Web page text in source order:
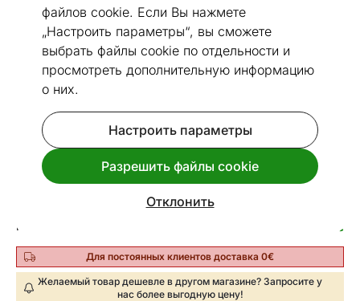
файлов cookie. Если Вы нажмете
„Настроить параметры“, вы сможете
выбрать файлы cookie по отдельности и
просмотреть дополнительную информацию
о них.
Настроить параметры
Разрешить файлы cookie
Отклонить
Размеры Посмотреть похожие
Быстрая доставка!
Оружейный шкаф ABD2KT
Код 119682
Срок доставки между 12.08 - 19.08
Рассрочка в месяц от €
Для постоянных клиентов доставка 0€
Желаемый товар дешевле в другом магазине? Запросите у
нас более выгодную цену!